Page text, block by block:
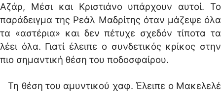
Αζάρ, Μέσι και Κριστιάνο υπάρχουν αυτοί. Το
παράδειγμα της Ρεάλ Μαδρίτης όταν μάζεψε όλα
τα «αστέρια» και δεν πέτυχε σχεδόν τίποτα τα
λέει όλα. Γιατί έλειπε ο συνδετικός κρίκος στην
πιο σημαντική θέση του ποδοσφαίρου.
Τη θέση του αμυντικού χαφ. Έλειπε ο Μακελελέ